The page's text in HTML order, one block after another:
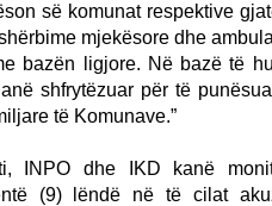
së komunat respektive
mjekësore dhe
bazën ligjore. Në bazë të
shfrytëzuar për të
të Komunave.”
INPO dhe IKD kanë
(9) lëndë në të cilat